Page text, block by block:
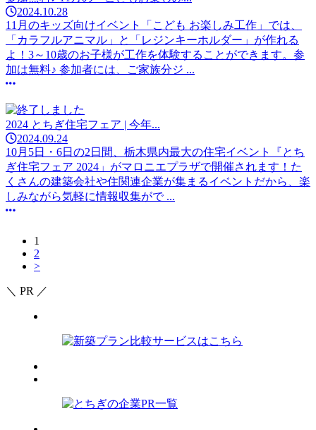
2024.10.28
11月のキッズ向けイベント「こども お楽しみ工作」では、
「カラフルアニマル」と「レジンキーホルダー」が作れる
よ！3～10歳のお子様が工作を体験することができます。参
加は無料♪ 参加者には、ご家族分ジ ...
2024 とちぎ住宅フェア | 今年...
2024.09.24
10月5日・6日の2日間、栃木県内最大の住宅イベント『とち
ぎ住宅フェア 2024」がマロニエプラザで開催されます！た
くさんの建築会社や住関連企業が集まるイベントだから、楽
しみながら気軽に情報収集がで ...
1
2
>
＼ PR ／